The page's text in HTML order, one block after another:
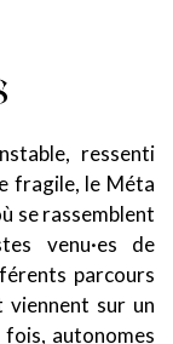
ressenti
fragile, le Méta
se rassemblent
venu·es de
parcours
sur un
autonomes